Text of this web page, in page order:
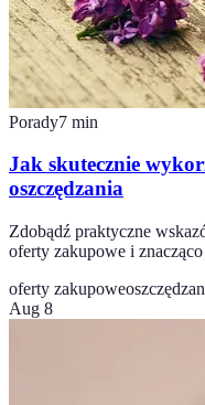
Porady7 min
Jak skutecznie
oszczędzania
Zdobądź praktyczne
oferty zakupowe i
oferty zakupowe
Aug 8